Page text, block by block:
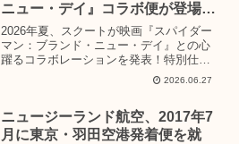
ニュー・デイ』コラボ便が登場
空の旅がもっと特別に
2026年夏、スクートが映画『スパイダー
マン：ブランド・ニュー・デイ』との心
躍るコラボレーションを発表！特別仕様
の機内で、スパイダーマンの世界に浸れ
る特別な空の旅が実現します。女子旅に
で、忘れられない夏の思い出を作りませ
んか？
2026.06.27
ニュージーランド航空、2017年7
月に東京・羽田空港発着便を就